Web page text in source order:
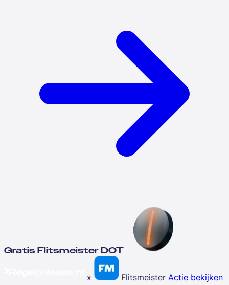
Gratis Flitsmeister DOT
x Flitsmeister Actie bekijken